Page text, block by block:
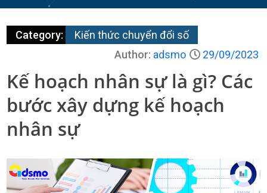
Category:
Kiến thức chuyển đổi số
29/09/2023
Author: adsmo
Kế hoạch nhân sự là gì? Các
bước xây dựng kế hoạch
nhân sự